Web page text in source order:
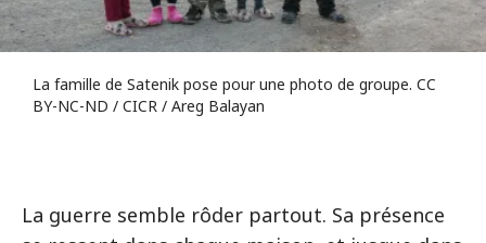
La famille de Satenik pose pour une photo de groupe. CC
BY-NC-ND / CICR / Areg Balayan
La guerre semble rôder partout. Sa présence